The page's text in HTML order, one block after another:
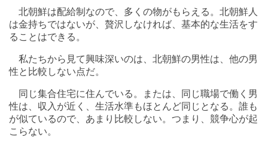
北朝鮮は配給制なので、多くの物がもらえる。北朝鮮人
は金持ちではないが、贅沢しなければ、基本的な生活をす
ることはできる。
私たちから見て興味深いのは、北朝鮮の男性は、他の男
性と比較しない点だ。
同じ集合住宅に住んでいる。または、同じ職場で働く男
性は、収入が近く、生活水準もほとんど同じとなる。誰も
が似ているので、あまり比較しない。つまり、競争心が起
こらない。